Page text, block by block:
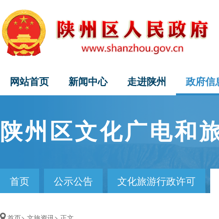
网站首页 新闻中心 走进陕州 政府信
陕州区文化广电和
首页 公示公告 文化旅游行政许可